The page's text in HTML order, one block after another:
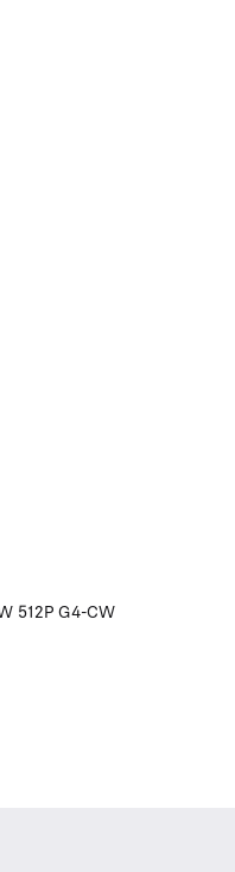
512P G4-CW